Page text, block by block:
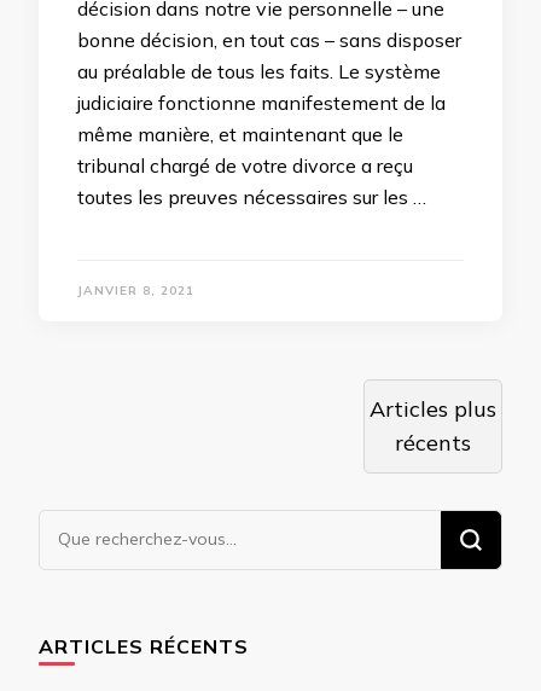
décision dans notre vie personnelle – une
bonne décision, en tout cas – sans disposer
au préalable de tous les faits. Le système
judiciaire fonctionne manifestement de la
même manière, et maintenant que le
tribunal chargé de votre divorce a reçu
toutes les preuves nécessaires sur les …
JANVIER 8, 2021
Articles plus
récents
Vous
recherchiez
ARTICLES RÉCENTS